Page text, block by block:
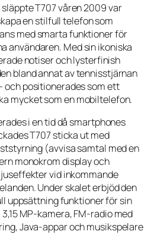
T707 våren 2009 var
en stilfull telefon som
med smarta funktioner för
användaren. Med sin ikoniska
notiser och lysterfinish
bland annat av tennisstjärnan
och positionerades som ett
mycket som en mobiltelefon.
i en tid då smartphones
T707 sticka ut med
(avvisa samtal med en
monokrom display och
vid inkommande
Under skalet erbjöd den
uppsättning funktioner för sin
MP-kamera, FM-radio med
Java-appar och musikspelare